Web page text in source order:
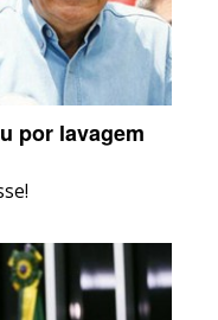
por lavagem